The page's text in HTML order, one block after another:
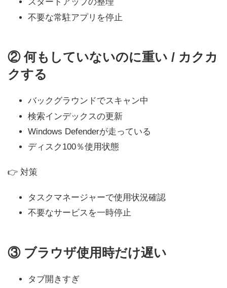
不要な常駐アプリを停止
②何もしていないのに重い / カクカ
クする
バックグラウンドでスキャン中
検索インデックスの更新
Windows Defenderが走っている
ディスク100％使用状態
👉 対策
タスクマネージャーで使用状況確認
不要なサービスを一時停止
③ ブラウザ使用時だけ遅い
タブ開きすぎ